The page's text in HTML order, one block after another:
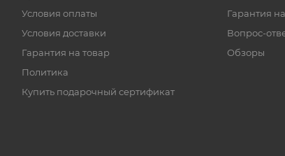
Условия оплаты
Условия доставки
Гарантия на товар
Политика
Купить подарочный сертификат
Гарантия
Вопрос-
Обзоры